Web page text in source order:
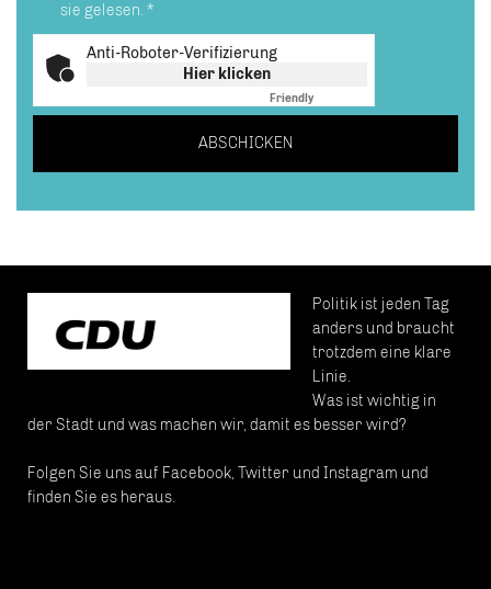
sie gelesen. *
Anti-Roboter-Verifizierung
Hier klicken
Friendly
ABSCHICKEN
Politik ist jeden Tag
anders und braucht
trotzdem eine klare
Linie.
Was ist wichtig in
der Stadt und was machen wir, damit es besser wird?
Folgen Sie uns auf Facebook, Twitter und Instagram und
finden Sie es heraus.